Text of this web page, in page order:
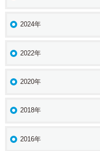
2024年
2022年
2020年
2018年
2016年